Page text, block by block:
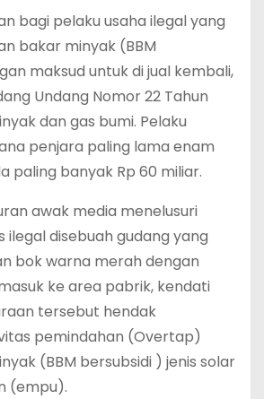
bagi pelaku usaha ilegal yang
bakar minyak (BBM
maksud untuk di jual kembali,
Undang Nomor 22 Tahun
dan gas bumi. Pelaku
penjara paling lama enam
paling banyak Rp 60 miliar.
awak media menelusuri
ilegal disebuah gudang yang
bok warna merah dengan
ke area pabrik, kendati
tersebut hendak
pemindahan (Overtap)
(BBM bersubsidi ) jenis solar
(empu).